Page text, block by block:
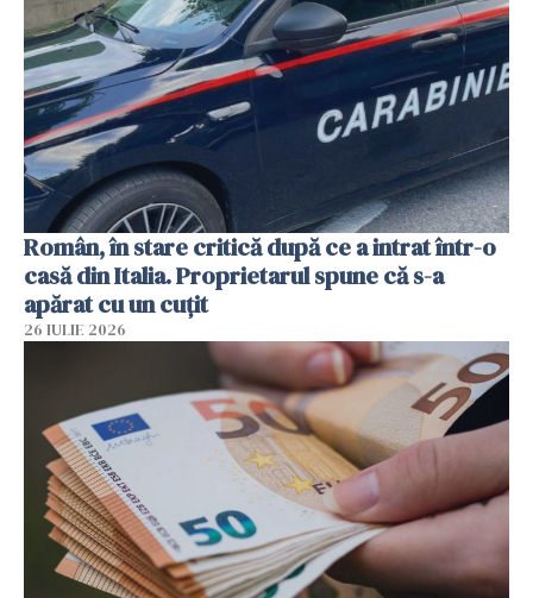
Român, în stare critică după ce a intrat într-o
casă din Italia. Proprietarul spune că s-a
apărat cu un cuțit
26 IULIE 2026